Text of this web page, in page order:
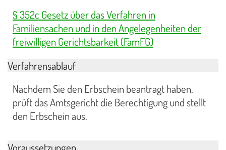
§ 352c Gesetz über das Verfahren in
Familiensachen und in den Angelegenheiten der
freiwilligen Gerichtsbarkeit (FamFG)
Verfahrensablauf
Nachdem Sie den Erbschein beantragt haben,
prüft das Amtsgericht die Berechtigung und stellt
den Erbschein aus.